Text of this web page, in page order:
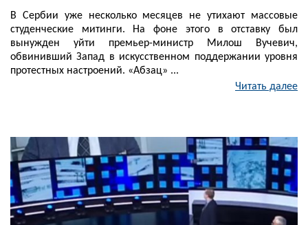
В Сербии уже несколько месяцев не утихают массовые
студенческие митинги. На фоне этого в отставку был
вынужден уйти премьер-министр Милош Вучевич,
обвинивший Запад в искусственном поддержании уровня
протестных настроений. «Абзац» ...
Читать далее